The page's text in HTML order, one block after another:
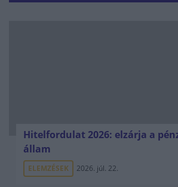
Hitelfordulat 2026: elzárja a
állam
ELEMZÉSEK 2026. júl. 22.